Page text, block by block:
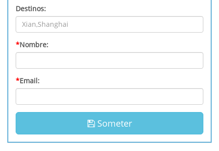
Destinos:
*Nombre:
*Email:
Someter